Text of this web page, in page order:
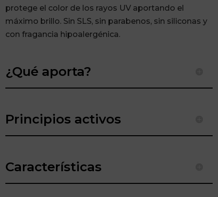
protege el color de los rayos UV aportando el
máximo brillo. Sin SLS, sin parabenos, sin siliconas y
con fragancia hipoalergénica.
¿Qué aporta?
Principios activos
Características